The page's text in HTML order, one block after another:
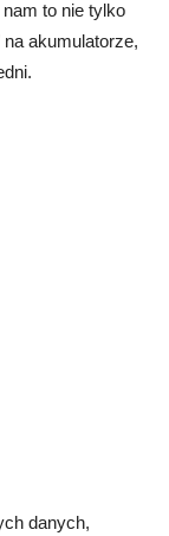
to nie tylko
akumulatorze,
danych,